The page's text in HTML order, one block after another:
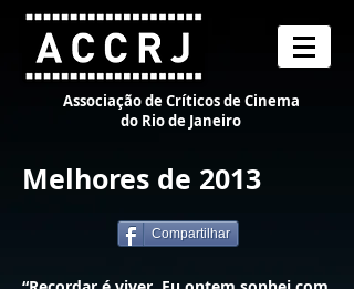
Associação de Críticos de Cinema
do Rio de Janeiro
Melhores de 2013
Compartilhar